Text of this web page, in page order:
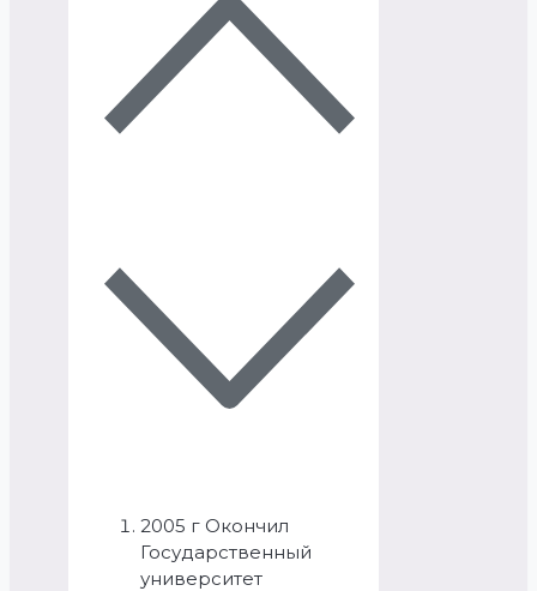
2005 г Окончил
Государственный
университет